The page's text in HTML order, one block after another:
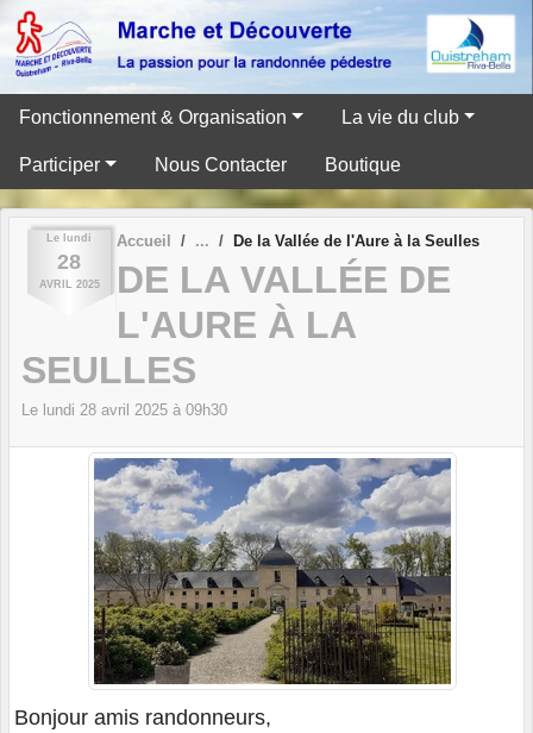
Fonctionnement & Organisation La vie du club
Participer Nous Contacter Boutique
Le lundi
28
AVRIL 2025
Accueil De la Vallée de l'Aure à la Seulles
DE LA VALLÉE DE
L'AURE À LA
SEULLES
Le lundi 28 avril 2025 à 09h30
Bonjour amis randonneurs,
Panneau de gestion des cookies